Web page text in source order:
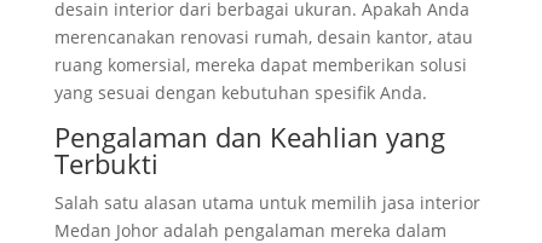
desain interior dari berbagai ukuran. Apakah Anda
merencanakan renovasi rumah, desain kantor, atau
ruang komersial, mereka dapat memberikan solusi
yang sesuai dengan kebutuhan spesifik Anda.
Pengalaman dan Keahlian yang
Terbukti
Salah satu alasan utama untuk memilih jasa interior
Medan Johor adalah pengalaman mereka dalam